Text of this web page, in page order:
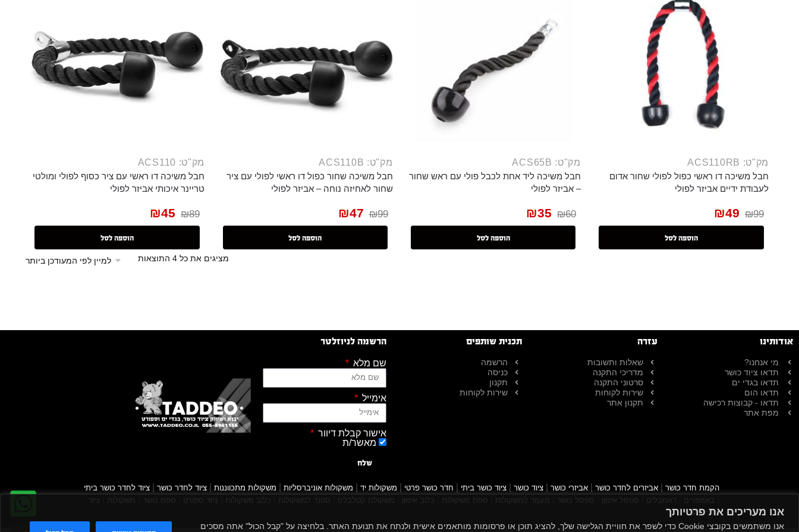
אנו מעריכים את פרטיותך
אנו משתמשים בקובצי Cookie כדי לשפר את חוויית הגלישה שלך, להציג תוכן או פרסומות מותאמים אישית ולנתח את תנועת האתר. בלחיצה על "קבל הכול" אתה מסכים
מק"ט: ACS110RB
חבל משיכה דו ראשי כפול לפולי שחור אדום
לעבודת ידיים אביזר לפולי
₪99
₪49
הוספה לסל
מק"ט: ACS65B
חבל משיכה ליד אחת לכבל פולי עם ראש שחור
– אביזר לפולי
₪60
₪35
הוספה לסל
מק"ט: ACS110B
חבל משיכה שחור כפול דו ראשי לפולי עם ציר
שחור לאחיזה נוחה – אביזר לפולי
₪99
₪47
הוספה לסל
מק"ט: ACS110
חבל משיכה דו ראשי עם ציר כסוף לפולי ומולטי
טריינר איכותי אביזר לפולי
₪89
₪45
הוספה לסל
מציגים את כל ⁦4⁩ התוצאות
אודותינו
מי אנחנו?
תדאו ציוד כושר
תדאו בגדי ים
תדאו הום
תדאו - קבוצות רכישה
מפת אתר
עזרה
שאלות ותשובות
מדריכי התקנה
סרטוני התקנה
שירות לקוחות
תקנון אתר
תכנית שותפים
הרשמה
כניסה
תקנון
שירות לקוחות
הרשמה לניוזלטר
שם מלא
אימייל
אישור קבלת דיוור
מאשר/ת
שלח
הקמת חדר כושר |אביזרים לחדר כושר |אביזרי כושר |ציוד כושר |ציוד כושר ביתי חדר כושר פרטי משקולות יד משקולות אוניברסליות משקולות מתכווננות |ציוד לחדר כושר |ציוד לחדר כושר ביתי
באמפרים דאמבלים ספסל אימון ספסל כושר מעמד למשקולות ספת משקולות כלוב אימון משקולת קטלבלס סטנד למשקולות כלוב משקולות ציוד ספורט ספת כושר משקולות
ציוד
חדרי כושר